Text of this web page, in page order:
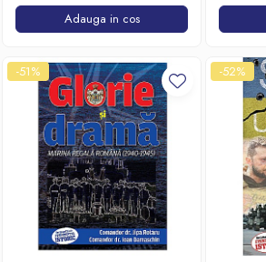
Adauga in cos
-51% -52%